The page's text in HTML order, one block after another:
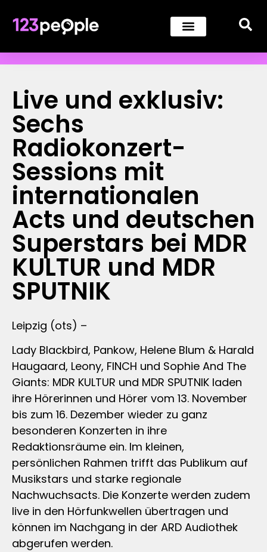
Live und exklusiv:
Sechs
Radiokonzert-
Sessions mit
internationalen
Acts und deutschen
Superstars bei MDR
KULTUR und MDR
SPUTNIK
Leipzig (ots) –
Lady Blackbird, Pankow, Helene Blum & Harald
Haugaard, Leony, FINCH und Sophie And The
Giants: MDR KULTUR und MDR SPUTNIK laden
ihre Hörerinnen und Hörer vom 13. November
bis zum 16. Dezember wieder zu ganz
besonderen Konzerten in ihre
Redaktionsräume ein. Im kleinen,
persönlichen Rahmen trifft das Publikum auf
Musikstars und starke regionale
Nachwuchsacts. Die Konzerte werden zudem
live in den Hörfunkwellen übertragen und
können im Nachgang in der ARD Audiothek
abgerufen werden.